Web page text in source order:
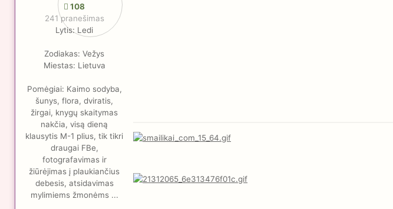
108
241 pranešimas
Lytis: Ledi
Zodiakas: Vežys
Miestas: Lietuva
Pomėgiai: Kaimo sodyba,
šunys, flora, dviratis,
žirgai, knygų skaitymas
nakčia, visą dieną
klausytis M-1 plius, tik tikri
draugai FBe,
fotografavimas ir
žiūrėjimas į plaukiančius
debesis, atsidavimas
mylimiems žmonėms ...